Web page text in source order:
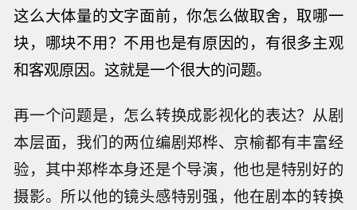
这么大体量的文字面前，你怎么做取舍，取哪一
块，哪块不用？不用也是有原因的，有很多主观
和客观原因。这就是一个很大的问题。
再一个问题是，怎么转换成影视化的表达？从剧
本层面，我们的两位编剧郑桦、京榆都有丰富经
验，其中郑桦本身还是个导演，他也是特别好的
摄影。所以他的镜头感特别强，他在剧本的转换